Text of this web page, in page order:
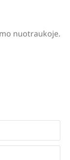
nuotraukoje.